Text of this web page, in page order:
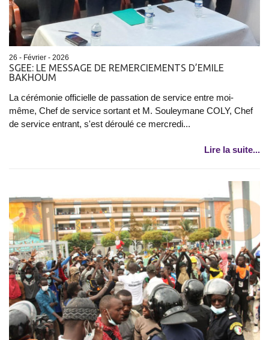
26 - Février - 2026
SGEE: LE MESSAGE DE REMERCIEMENTS D’EMILE
BAKHOUM
La cérémonie officielle de passation de service entre moi-
même, Chef de service sortant et M. Souleymane COLY, Chef
de service entrant, s'est déroulé ce mercredi...
Lire la suite...